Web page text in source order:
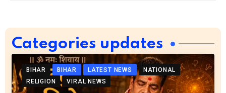
Categories updates
BIHAR BIHAR LATEST NEWS
NATIONAL
RELIGION
VIRAL NEWS